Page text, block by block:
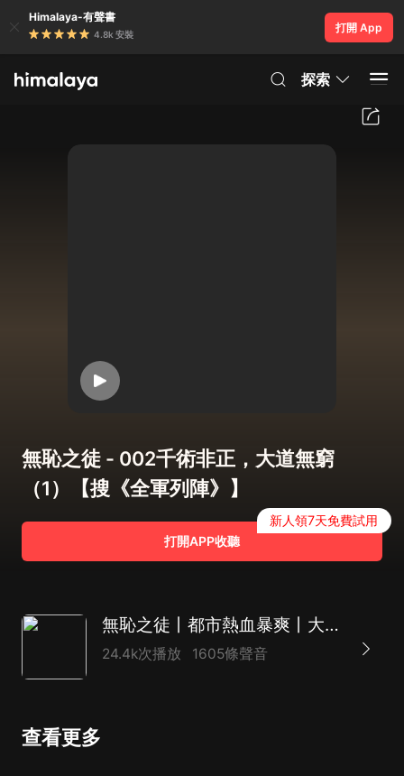
Himalaya-有聲書
4.8k 安裝
打開 App
探索
無恥之徒 - 002千術非正，大道無窮
（1）【搜《全軍列陣》】
打開APP收聽
新人領7天免費試用
無恥之徒丨都市熱血暴爽丨大斌領銜多人有聲劇
24.4k次播放 1605條聲音
查看更多